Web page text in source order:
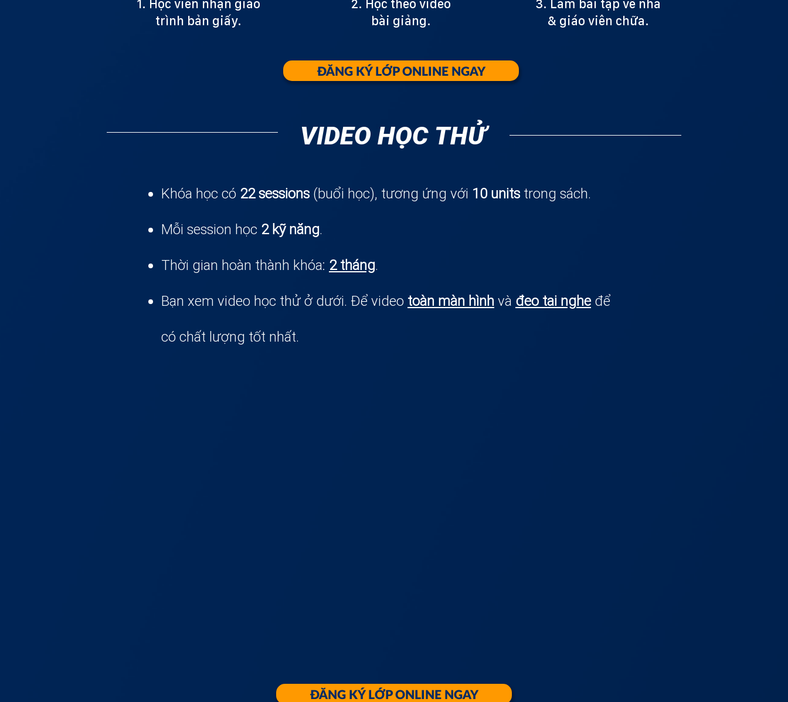
1. Học viên nhận giáo
trình bản giấy.
2. Học theo video
bài giảng.
3. Làm bài tập về nhà
& giáo viên chữa.
ĐĂNG KÝ LỚP ONLINE NGAY
VIDEO HỌC THỬ
Khóa học có 22 sessions (buổi học), tương ứng với 10 units trong sách.
Mỗi session học 2 kỹ năng.
Thời gian hoàn thành khóa: 2 tháng.
Bạn xem video học thử ở dưới. Để video toàn màn hình và đeo tai ngheđể
có chất lượng tốt nhất.
ĐĂNG KÝ LỚP ONLINE NGAY